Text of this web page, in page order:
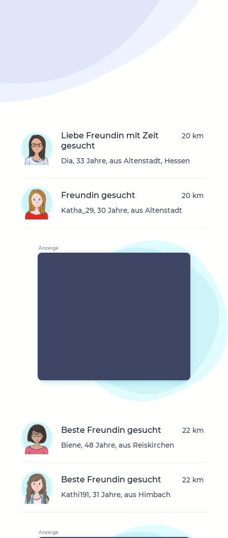
Liebe Freundin mit Zeit
gesucht
Dia, 33 Jahre, aus Altenstadt, Hessen
20 km
Freundin gesucht
Katha_29, 30 Jahre, aus Altenstadt
20 km
Beste Freundin gesucht
Biene, 48 Jahre, aus Reiskirchen
22 km
Beste Freundin gesucht
Kathi191, 31 Jahre, aus Himbach
22 km